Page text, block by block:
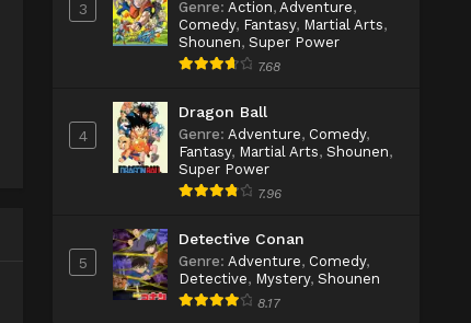
3 Genre: Action, Adventure,
Comedy, Fantasy, Martial Arts,
Shounen, Super Power
7.68
4
Dragon Ball
Genre: Adventure, Comedy,
Fantasy, Martial Arts, Shounen,
Super Power
7.96
5
Detective Conan
Genre: Adventure, Comedy,
Detective, Mystery, Shounen
8.17